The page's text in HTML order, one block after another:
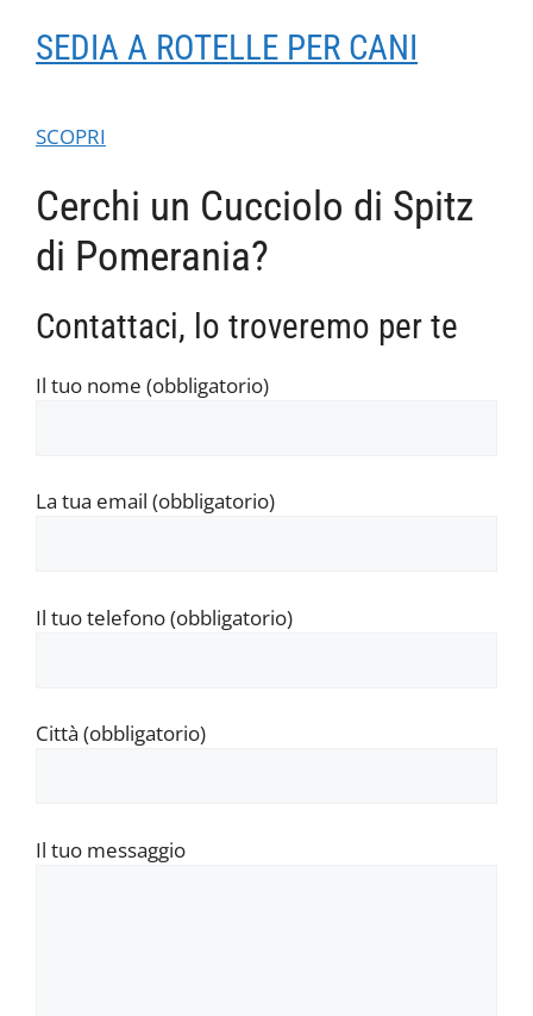
SEDIA A ROTELLE PER CANI
SCOPRI
Cerchi un Cucciolo di Spitz
di Pomerania?
Contattaci, lo troveremo per te
Il tuo nome (obbligatorio)
La tua email (obbligatorio)
Il tuo telefono (obbligatorio)
Città (obbligatorio)
Il tuo messaggio